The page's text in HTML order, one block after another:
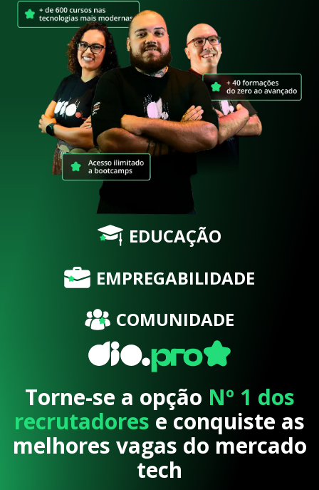
EDUCAÇÃO
EMPREGABILIDADE
COMUNIDADE
Torne-se a opção Nº 1 dos
recrutadores e conquiste as
melhores vagas do mercado
tech